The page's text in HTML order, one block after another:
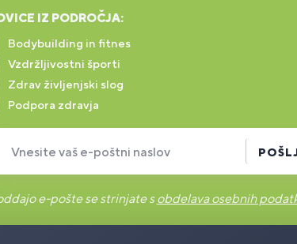
IZ PODROČJA:
Bodybuilding in fitnes
Vzdržljivostni športi
Zdrav življenjski slog
Podpora zdravja
Vnesite vaš e-poštni naslov
e-pošte se strinjate sobdelava osebnih